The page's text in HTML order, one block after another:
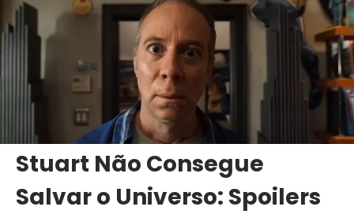
Stuart Não Consegue
Salvar o Universo: Spoilers